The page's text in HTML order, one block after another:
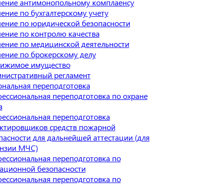
антимонопольному комплаенсу
по бухгалтерскому учету
по юридической безопасности
по контролю качества
по медицинской деятельности
по брокерскому делу
имущество
регламент
переподготовка
переподготовка по охране
переподготовка
средств пожарной
для дальнейшей аттестации (для
МЧС)
переподготовка по
безопасности
переподготовка по